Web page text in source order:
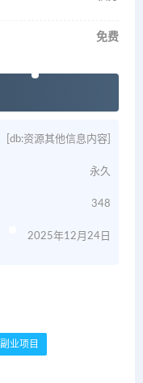
免费
[db:资源其他信息内容]
永久
348
2025年12月24日
副业项目